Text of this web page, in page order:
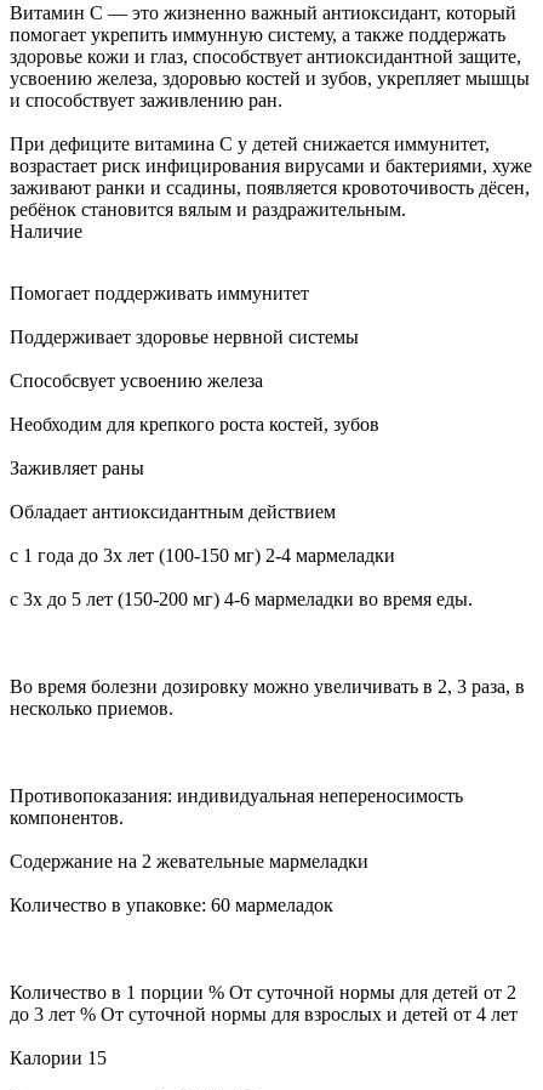
Витамин C — это жизненно важный антиоксидант, который
помогает укрепить иммунную систему, а также поддержать
здоровье кожи и глаз, способствует антиоксидантной защите,
усвоению железа, здоровью костей и зубов, укрепляет мышцы
и способствует заживлению ран.
При дефиците витамина С у детей снижается иммунитет,
возрастает риск инфицирования вирусами и бактериями, хуже
заживают ранки и ссадины, появляется кровоточивость дёсен,
ребёнок становится вялым и раздражительным.
Наличие
Помогает поддерживать иммунитет
Поддерживает здоровье нервной системы
Способсвует усвоению железа
Необходим для крепкого роста костей, зубов
Заживляет раны
Обладает антиоксидантным действием
с 1 года до 3х лет (100-150 мг) 2-4 мармеладки
с 3х до 5 лет (150-200 мг) 4-6 мармеладки во время еды.
Во время болезни дозировку можно увеличивать в 2, 3 раза, в
несколько приемов.
Противопоказания: индивидуальная непереносимость
компонентов.
Содержание на 2 жевательные мармеладки
Количество в упаковке: 60 мармеладок
Количество в 1 порции % От суточной нормы для детей от 2
до 3 лет % От суточной нормы для взрослых и детей от 4 лет
Калории 15